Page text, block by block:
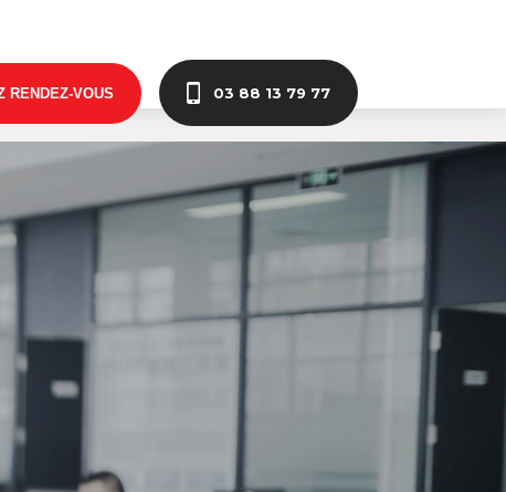
RENDEZ-VOUS 03 88 13 79 77